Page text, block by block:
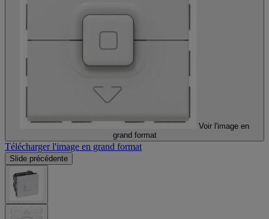
Voir l'image en
grand format
Télécharger l'image en grand format
Slide précédente